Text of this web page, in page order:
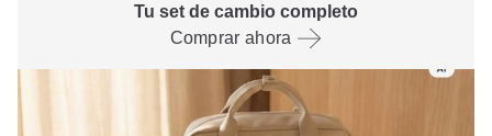
Tu set de cambio completo
Comprar ahora